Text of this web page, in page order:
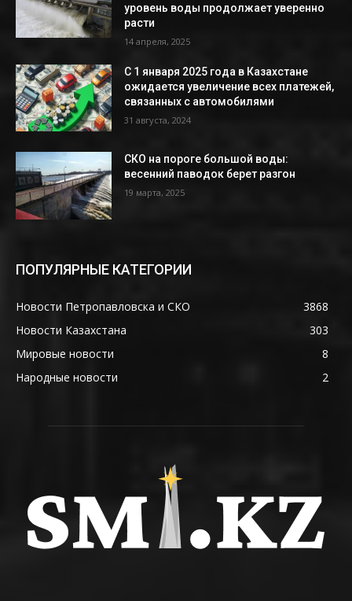
уровень воды продолжает уверенно
расти
14 апреля, 2025
С 1 января 2025 года в Казахстане
ожидается увеличение всех платежей,
связанных с автомобилями
31 августа, 2024
СКО на пороге большой воды:
весенний паводок берет разгон
19 марта, 2025
ПОПУЛЯРНЫЕ КАТЕГОРИИ
Новости Петропавловска и СКО
3868
Новости Казахстана
303
Мировые новости
8
Народные новости
2